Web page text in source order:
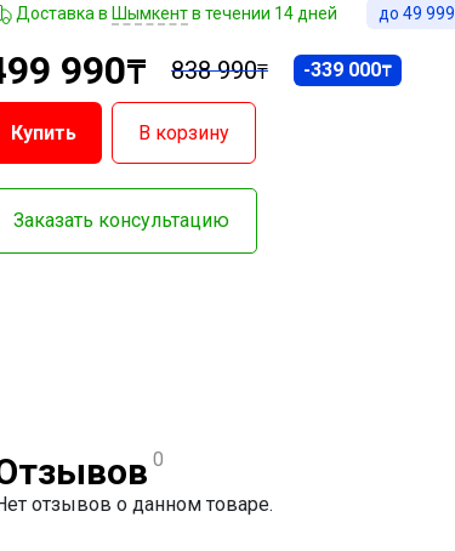
Доставка в Шымкентв течении 14 дней до 49 999
990₸ 838 990₸ -339 000₸
Купить В корзину
Заказать консультацию
0
отзывов о данном товаре.